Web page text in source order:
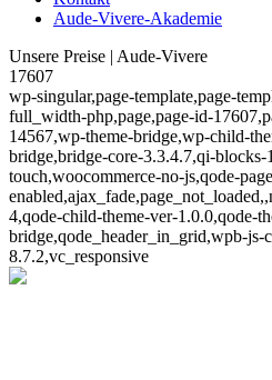
Aude-Vivere-Akademie
Unsere Preise | Aude-Vivere
17607
wp-singular,page-template,page-
full_width-php,page,page-id-
14567,wp-theme-bridge,wp-child-
bridge,bridge-core-3.3.4.7,qi-
touch,woocommerce-no-js,qode-
4,qode-child-theme-ver-1.0.0,qode-
bridge,qode_header_in_grid,wpb-js-
8.7.2,vc_responsive